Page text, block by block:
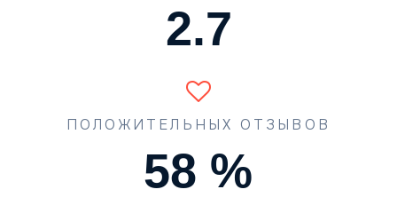
4.3
ПОЛОЖИТЕЛЬНЫХ ОТЗЫВОВ
90 %